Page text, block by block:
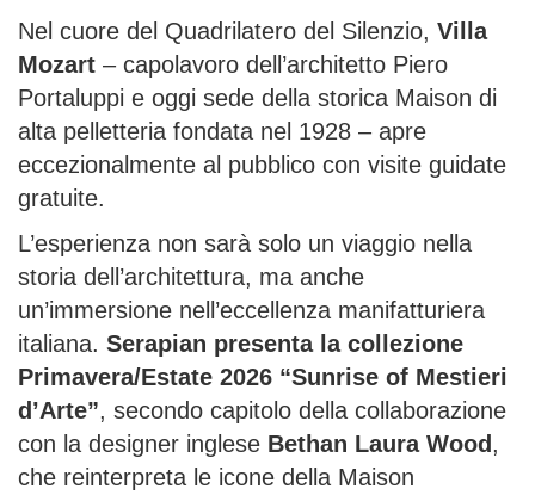
Nel cuore del Quadrilatero del Silenzio, Villa
Mozart – capolavoro dell’architetto Piero
Portaluppi e oggi sede della storica Maison di
alta pelletteria fondata nel 1928 – apre
eccezionalmente al pubblico con visite guidate
gratuite.
L’esperienza non sarà solo un viaggio nella
storia dell’architettura, ma anche
un’immersione nell’eccellenza manifatturiera
italiana. Serapian presenta la collezione
Primavera/Estate 2026 “Sunrise of Mestieri
d’Arte”, secondo capitolo della collaborazione
con la designer inglese Bethan Laura Wood ,
che reinterpreta le icone della Maison